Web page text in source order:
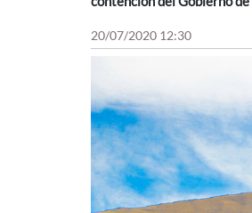
20/07/2020 12:30